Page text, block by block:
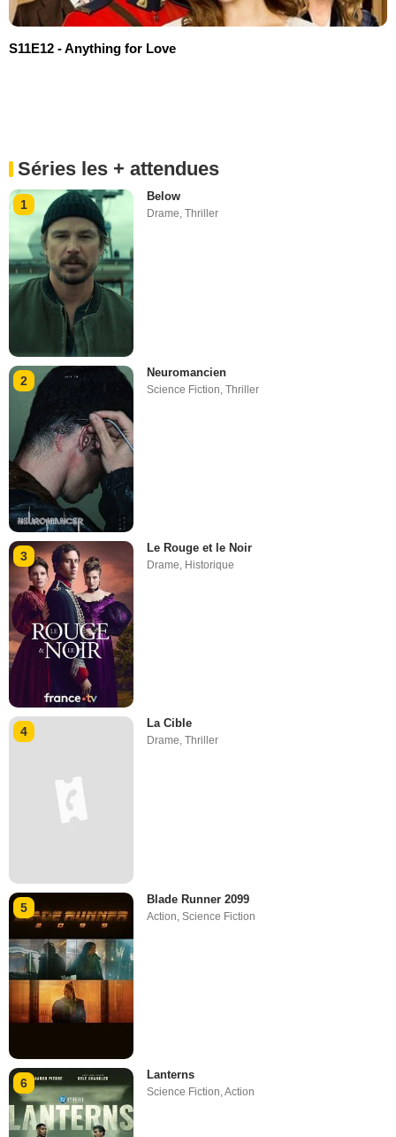
S11E12 - Anything for Love
Séries les + attendues
1
Below
Drame,Thriller
2
Neuromancien
Science Fiction ,Thriller
3
Le Rouge et le Noir
Drame, Historique
4
La Cible
Drame,Thriller
5
Blade Runner 2099
Action ,Science Fiction
6
Lanterns
Science Fiction,Action